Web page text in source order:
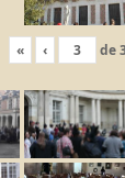
« ‹ de